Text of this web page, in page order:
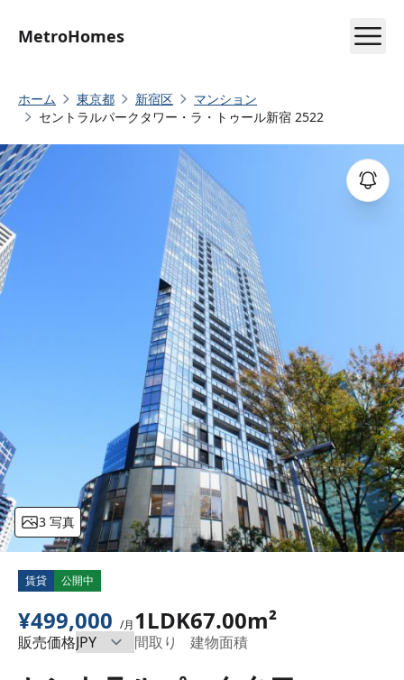
MetroHomes
ホーム 東京都 新宿区
マンション
セントラルパークタワー・ラ・トゥール新宿 2522
3 写真
賃貸 公開中
¥499,000 /月
販売価格
1LDK
間取り
67.00m²
建物面積